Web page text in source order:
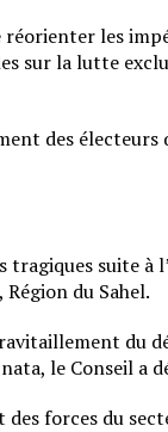
réorienter les
sur la lutte
des
suite à
du Sahel.
du
le Conseil a
forces du